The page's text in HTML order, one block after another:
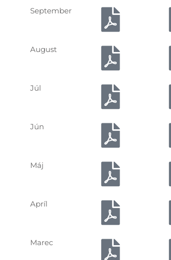
September
August
Júl
Jún
Máj
Apríl
Marec